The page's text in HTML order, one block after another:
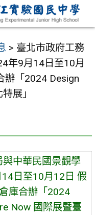
> 臺北市政府工務
年9月14日至10月
辦「2024 Design
展」
中華民國景觀學
日至10月12日 假
庫合辦「2024
Now 國際展暨臺